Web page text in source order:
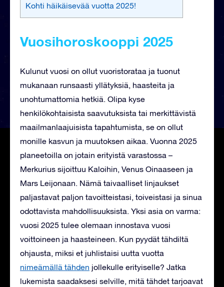
Kohti häikäisevää vuotta 2025!
Vuosihoroskooppi 2025
Kulunut vuosi on ollut vuoristorataa ja tuonut
mukanaan runsaasti yllätyksiä, haasteita ja
unohtumattomia hetkiä. Olipa kyse
henkilökohtaisista saavutuksista tai merkittävistä
maailmanlaajuisista tapahtumista, se on ollut
monille kasvun ja muutoksen aikaa. Vuonna 2025
planeetoilla on jotain erityistä varastossa –
Merkurius sijoittuu Kaloihin, Venus Oinaaseen ja
Mars Leijonaan. Nämä taivaalliset linjaukset
paljastavat paljon tavoitteistasi, toiveistasi ja sinua
odottavista mahdollisuuksista. Yksi asia on varma:
vuosi 2025 tulee olemaan innostava vuosi
voittoineen ja haasteineen. Kun pyydät tähdiltä
ohjausta, miksi et juhlistaisi uutta vuotta
nimeämällä tähden jollekulle erityiselle? Jatka
lukemista saadaksesi selville, mitä tähdet tarjoavat